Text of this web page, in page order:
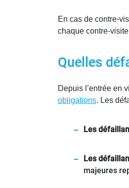
En cas de contre-
chaque contre-
Quelles
Depuis l’entrée en
obligations. Les
Les
Les
majeures